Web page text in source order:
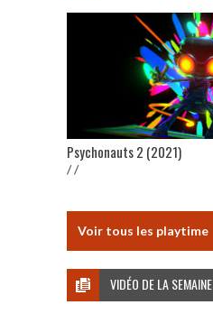
Psychonauts 2 (2021)
/ /
Voir tous les playtime
VIDÉO DE LA SEMAINE